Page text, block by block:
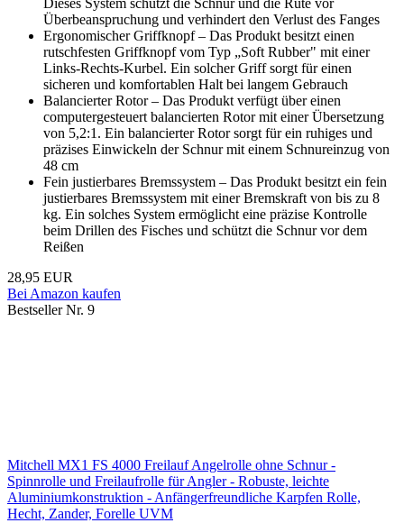
Dieses System schützt die Schnur und die Rute vor
Überbeanspruchung und verhindert den Verlust des Fanges
Ergonomischer Griffknopf – Das Produkt besitzt einen
rutschfesten Griffknopf vom Typ „Soft Rubber" mit einer
Links-Rechts-Kurbel. Ein solcher Griff sorgt für einen
sicheren und komfortablen Halt bei langem Gebrauch
Balancierter Rotor – Das Produkt verfügt über einen
computergesteuert balancierten Rotor mit einer Übersetzung
von 5,2:1. Ein balancierter Rotor sorgt für ein ruhiges und
präzises Einwickeln der Schnur mit einem Schnureinzug von
48 cm
Fein justierbares Bremssystem – Das Produkt besitzt ein fein
justierbares Bremssystem mit einer Bremskraft von bis zu 8
kg. Ein solches System ermöglicht eine präzise Kontrolle
beim Drillen des Fisches und schützt die Schnur vor dem
Reißen
28,95 EUR
Bei Amazon kaufen
Bestseller Nr. 9
Mitchell MX1 FS 4000 Freilauf Angelrolle ohne Schnur -
Spinnrolle und Freilaufrolle für Angler - Robuste, leichte
Aluminiumkonstruktion - Anfängerfreundliche Karpfen Rolle,
Hecht, Zander, Forelle UVM